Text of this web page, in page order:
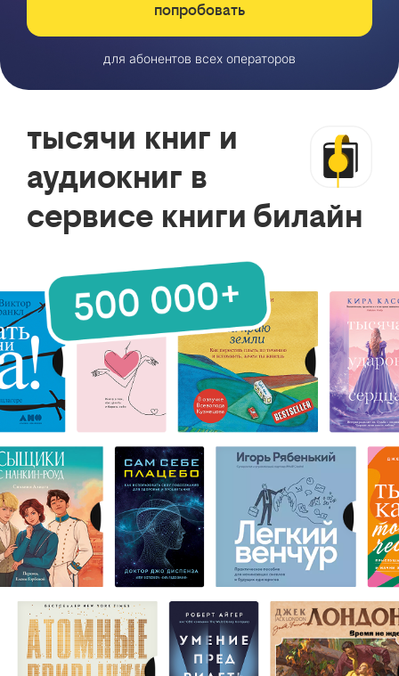
попробовать
для абонентов всех операторов
тысячи книг и
аудиокниг в
сервисе книги билайн